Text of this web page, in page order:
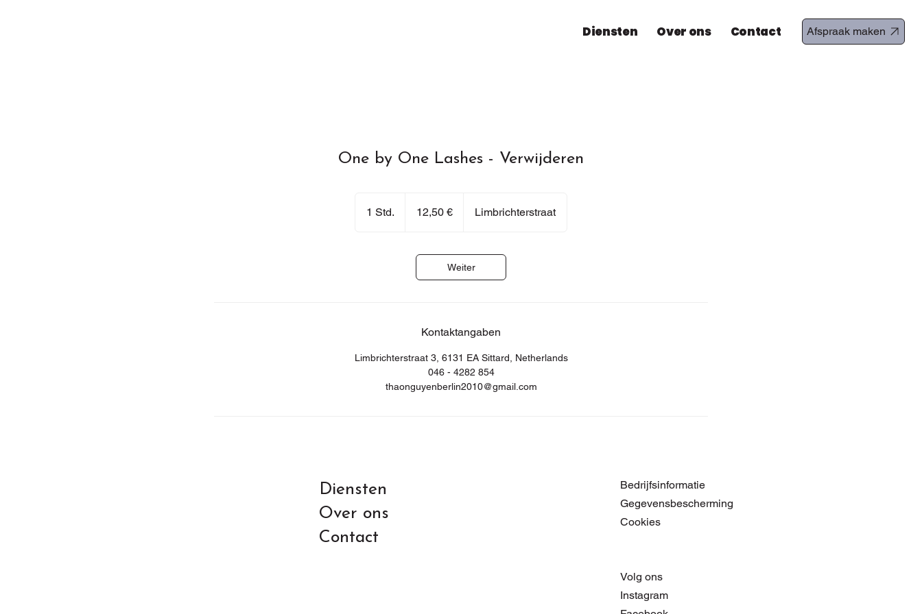
Diensten Over ons Contact Afspraak maken
One by One Lashes - Verwijderen
1 Std. 12,50 € Limbrichterstraat
Weiter
Kontaktangaben
Limbrichterstraat 3, 6131 EA Sittard, Netherlands
046 - 4282 854
thaonguyenberlin2010@gmail.com
Diensten
Over ons
Contact
Bedrijfsinformatie
Gegevensbescherming
Cookies
Volg ons
Instagram